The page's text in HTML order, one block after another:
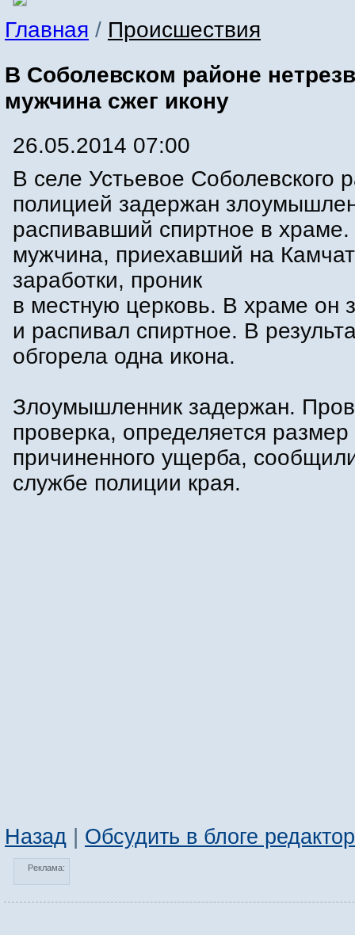
Главная / Происшествия
В Соболевском районе
мужчина сжег икону
26.05.2014 07:00
В селе Устьевое Соболевского
полицией задержан
распивавший спиртное в храме.
мужчина, приехавший на
заработки, проник
в местную церковь. В храме он
и распивал спиртное. В
обгорела одна икона.
Злоумышленник задержан.
проверка, определяется размер
причиненного ущерба,
службе полиции края.
Назад | Обсудить в блоге
Реклама: